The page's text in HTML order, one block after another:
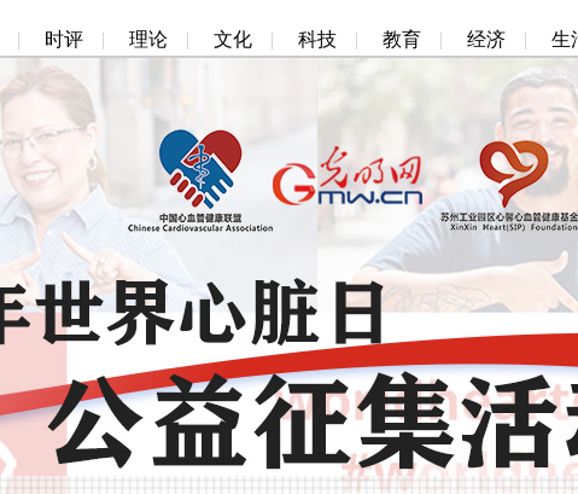
| 时评 | 理论 | 文化 | 科技 | 教育 | 经济 | 生